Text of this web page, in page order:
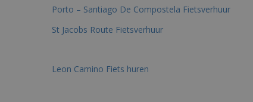
Porto – Santiago De Compostela Fietsverhuur
St Jacobs Route Fietsverhuur
Leon Camino Fiets huren